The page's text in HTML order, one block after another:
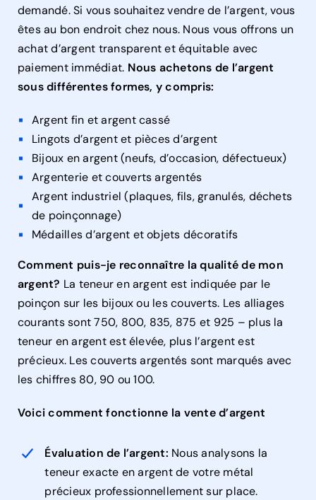
demandé. Si vous souhaitez vendre de l’argent, vous
êtes au bon endroit chez nous. Nous vous offrons un
achat d’argent transparent et équitable avec
paiement immédiat. Nous achetons de l’argent
sous différentes formes, y compris:
Argent fin et argent cassé
Lingots d’argent et pièces d’argent
Bijoux en argent (neufs, d’occasion, défectueux)
Argenterie et couverts argentés
Argent industriel (plaques, fils, granulés, déchets
de poinçonnage)
Médailles d’argent et objets décoratifs
Comment puis-je reconnaître la qualité de mon
argent? La teneur en argent est indiquée par le
poinçon sur les bijoux ou les couverts. Les alliages
courants sont 750, 800, 835, 875 et 925 – plus la
teneur en argent est élevée, plus l’argent est
précieux. Les couverts argentés sont marqués avec
les chiffres 80, 90 ou 100.
Voici comment fonctionne la vente d’argent
Évaluation de l’argent: Nous analysons la
teneur exacte en argent de votre métal
précieux professionnellement sur place.